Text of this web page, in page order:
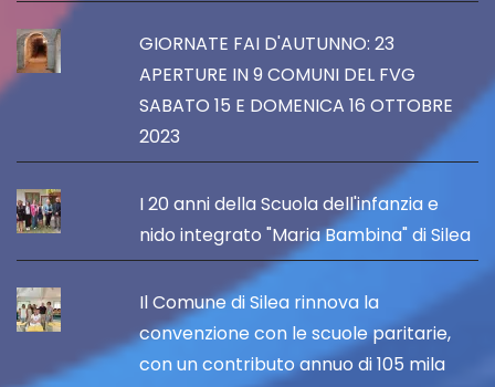
GIORNATE FAI D'AUTUNNO: 23
APERTURE IN 9 COMUNI DEL FVG
SABATO 15 E DOMENICA 16 OTTOBRE
2023
I 20 anni della Scuola dell'infanzia e
nido integrato "Maria Bambina" di Silea
Il Comune di Silea rinnova la
convenzione con le scuole paritarie,
con un contributo annuo di 105 mila